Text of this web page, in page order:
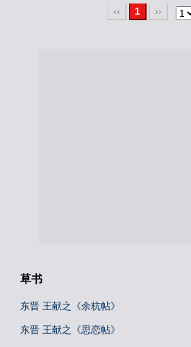
‹‹ 1 ››
草书
东晋 王献之《余杭帖》
东晋 王献之《思恋帖》